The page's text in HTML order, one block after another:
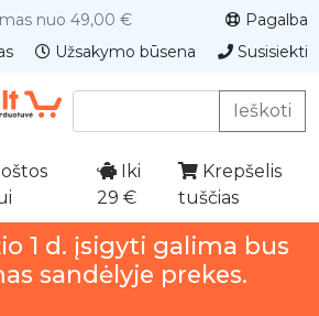
nuo 49,00 €
Pagalba
Užsakymo būsena Susisiekti
Ieškoti
Iki
29 €
Krepšelis
tuščias
1 d. įsigyti galima bus
sandėlyje prekes.